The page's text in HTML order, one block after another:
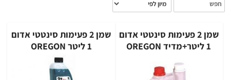
שמן 2 פעימות סינטטי אדום
1 ליטר+מדיד OREGON
שמן 2 פעימות סינטטי אדום
1 ליטר OREGON